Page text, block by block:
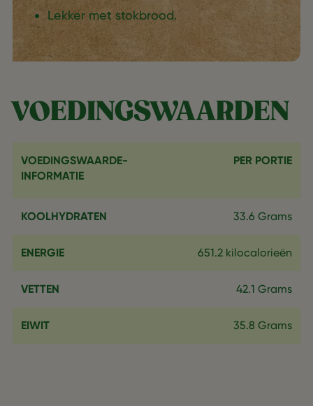
Lekker met stokbrood.
VOEDINGSWAARDEN
VOEDINGSWAARDE-
INFORMATIE
PER PORTIE
KOOLHYDRATEN 33.6 Grams
ENERGIE 651.2 kilocalorieën
VETTEN 42.1 Grams
EIWIT 35.8 Grams